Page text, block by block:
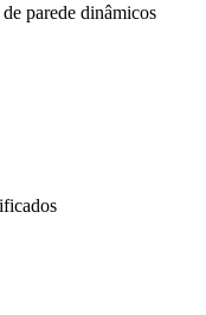
parede dinâmicos